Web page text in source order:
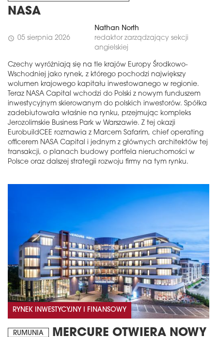
NASA
schedule 05 sierpnia 2026
Nathan North
redaktor zarządzający sekcji
angielskiej
Czechy wyróżniają się na tle krajów Europy Środkowo-
Wschodniej jako rynek, z którego pochodzi największy
wolumen krajowego kapitału inwestowanego w regionie.
Teraz NASA Capital wchodzi do Polski z nowym funduszem
inwestycyjnym skierowanym do polskich inwestorów. Spółka
zadebiutowała właśnie na rynku, przejmując kompleks
Jerozolimskie Business Park w Warszawie. Z tej okazji
EurobuildCEE rozmawia z Marcem Safarim, chief operating
officerem NASA Capital i jednym z głównych architektów tej
transakcji, o planach budowy portfela nieruchomości w
Polsce oraz dalszej strategii rozwoju firmy na tym rynku.
RYNEK INWESTYCYJNY I FINANSOWY
RUMUNIA
MERCURE OTWIERA NOWY